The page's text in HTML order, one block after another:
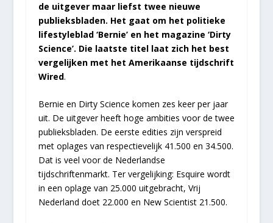
de uitgever maar liefst twee nieuwe
publieksbladen. Het gaat om het politieke
lifestyleblad ‘Bernie’ en het magazine ‘Dirty
Science’. Die laatste titel laat zich het best
vergelijken met het Amerikaanse tijdschrift
Wired.
Bernie en Dirty Science komen zes keer per jaar
uit. De uitgever heeft hoge ambities voor de twee
publieksbladen. De eerste edities zijn verspreid
met oplages van respectievelijk 41.500 en 34.500.
Dat is veel voor de Nederlandse
tijdschriftenmarkt. Ter vergelijking: Esquire wordt
in een oplage van 25.000 uitgebracht, Vrij
Nederland doet 22.000 en New Scientist 21.500.